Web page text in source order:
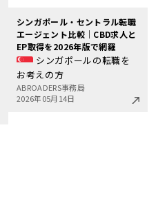
シンガポール・セントラル転職
エージェント比較｜CBD求人と
EP取得を2026年版で網羅
シンガポールの転職を
お考えの方
ABROADERS事務局
2026年05月14日